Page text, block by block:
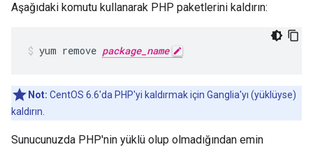
Aşağıdaki komutu kullanarak PHP paketlerini kaldırın:
yum remove package_name
Not: CentOS 6.6'da PHP'yi kaldırmak için Ganglia'yı (yüklüyse)
kaldırın.
Sunucunuzda PHP'nin yüklü olup olmadığından emin